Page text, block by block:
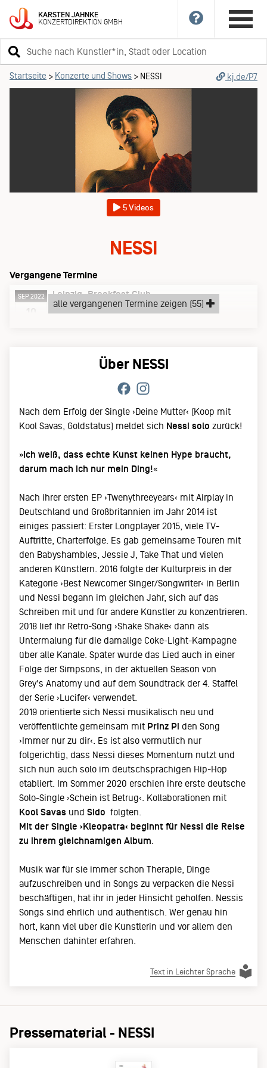
KARSTENJAHNKE
KONZERTDIREKTIONGMBH
Suchbegriff
eingeben
Startseite > Konzerte und Shows > NESSI kj.de/P7
5 Videos
NESSI
Vergangene Termine
SEP 2022 Leipzig Breakfast Club
Samstag, 10.09.22
alle vergangenen Termine zeigen (55)
Über NESSI
Nach dem Erfolg der Single ›Deine Mutter‹ (Koop mit
Kool Savas, Goldstatus) meldet sich Nessi solo zurück!
»Ich weiß, dass echte Kunst keinen Hype braucht,
darum mach ich nur mein Ding!«
Nach ihrer ersten EP ›Twenythreeyears‹ mit Airplay in
Deutschland und Großbritannien im Jahr 2014 ist
einiges passiert: Erster Longplayer 2015, viele TV-
Auftritte, Charterfolge. Es gab gemeinsame Touren mit
den Babyshambles, Jessie J, Take That und vielen
anderen Künstlern. 2016 folgte der Kulturpreis in der
Kategorie ›Best Newcomer Singer/Songwriter‹ in Berlin
und Nessi begann im gleichen Jahr, sich auf das
Schreiben mit und für andere Künstler zu konzentrieren.
2018 lief ihr Retro-Song ›Shake Shake‹ dann als
Untermalung für die damalige Coke-Light-Kampagne
über alle Kanäle. Später wurde das Lied auch in einer
Folge der Simpsons, in der aktuellen Season von
Grey's Anatomy und auf dem Soundtrack der 4. Staffel
der Serie ›Lucifer‹ verwendet.
2019 orientierte sich Nessi musikalisch neu und
veröffentlichte gemeinsam mit Prinz Pi den Song
›Immer nur zu dir‹. Es ist also vermutlich nur
folgerichtig, dass Nessi dieses Momentum nutzt und
sich nun auch solo im deutschsprachigen Hip-Hop
etabliert. Im Sommer 2020 erschien ihre erste deutsche
Solo-Single ›Schein ist Betrug‹. Kollaborationen mit
Kool Savas und Sido folgten.
Mit der Single ›Kleopatra‹ beginnt für Nessi die Reise
zu ihrem gleichnamigen Album
Musik war für sie immer schon Therapie, Dinge
aufzuschreiben und in Songs zu verpacken die Nessi
beschäftigen, hat ihr in jeder Hinsicht geholfen. Nessis
Songs sind ehrlich und authentisch. Wer genau hin
hört, kann viel über die Künstlerin und vor allem den
Menschen dahinter erfahren.
Text in Leichter Sprache
Pressematerial - NESSI